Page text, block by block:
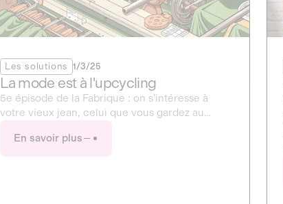
Les solutions 1/3/25
La mode est à l'upcycling
5e épisode de la Fabrique : on s’intéresse à
votre vieux jean, celui que vous gardez au
longtemps. Et si vous lui donniez un avenir
En savoir plus